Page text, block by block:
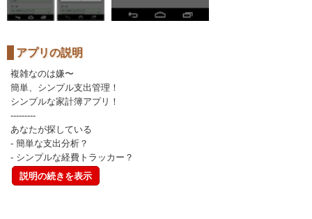
アプリの説明
複雑なのは嫌〜
簡単、シンプル支出管理！
シンプルな家計簿アプリ！
---------
あなたが探している
- 簡単な支出分析？
- シンプルな経費トラッカー？
説明の続きを表示